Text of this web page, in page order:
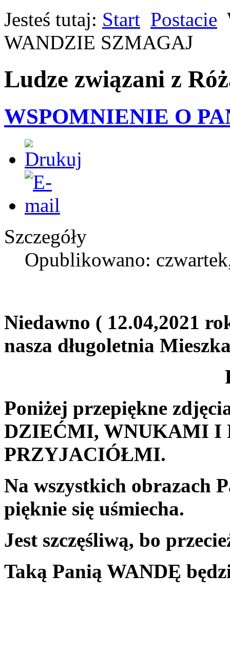
Jesteś tutaj: Start Postacie
WANDZIE SZMAGAJ
Ludze związani z
WSPOMNIENIE O
Szczegóły
Opublikowano:
Niedawno ( 12.04,2021
nasza długoletnia
PANI
Poniżej przepiękne
DZIEĆMI, WNUKAMI I
PRZYJACIÓŁMI.
Na wszystkich obrazach
pięknie się uśmiecha.
Jest szczęśliwą, bo
Taką Panią WANDĘ